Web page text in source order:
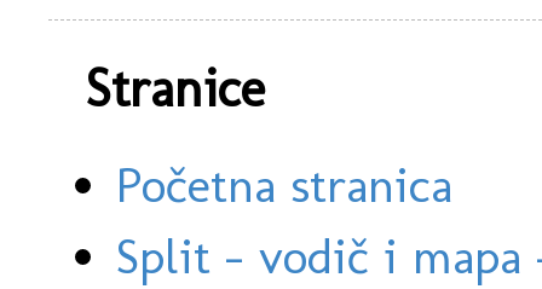
Stranice
Početna stranica
Split - vodič i